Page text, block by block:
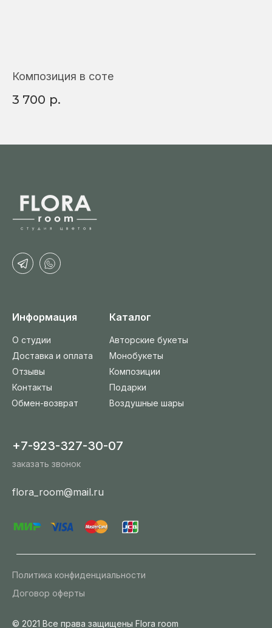
Композиция в соте
3 700 р.
Авторские букеты
Композиции
Подарки
Монобукеты
Каталог
+7-923-327-30-07
Политика конфиденциальности
flora_room@mail.ru
Договор оферты
Информация
заказать звонок
© 2021 Все права защищены Flora room
О студии
Отзывы
Доставка и оплата
Контакты
Обмен-возврат
Воздушные шары